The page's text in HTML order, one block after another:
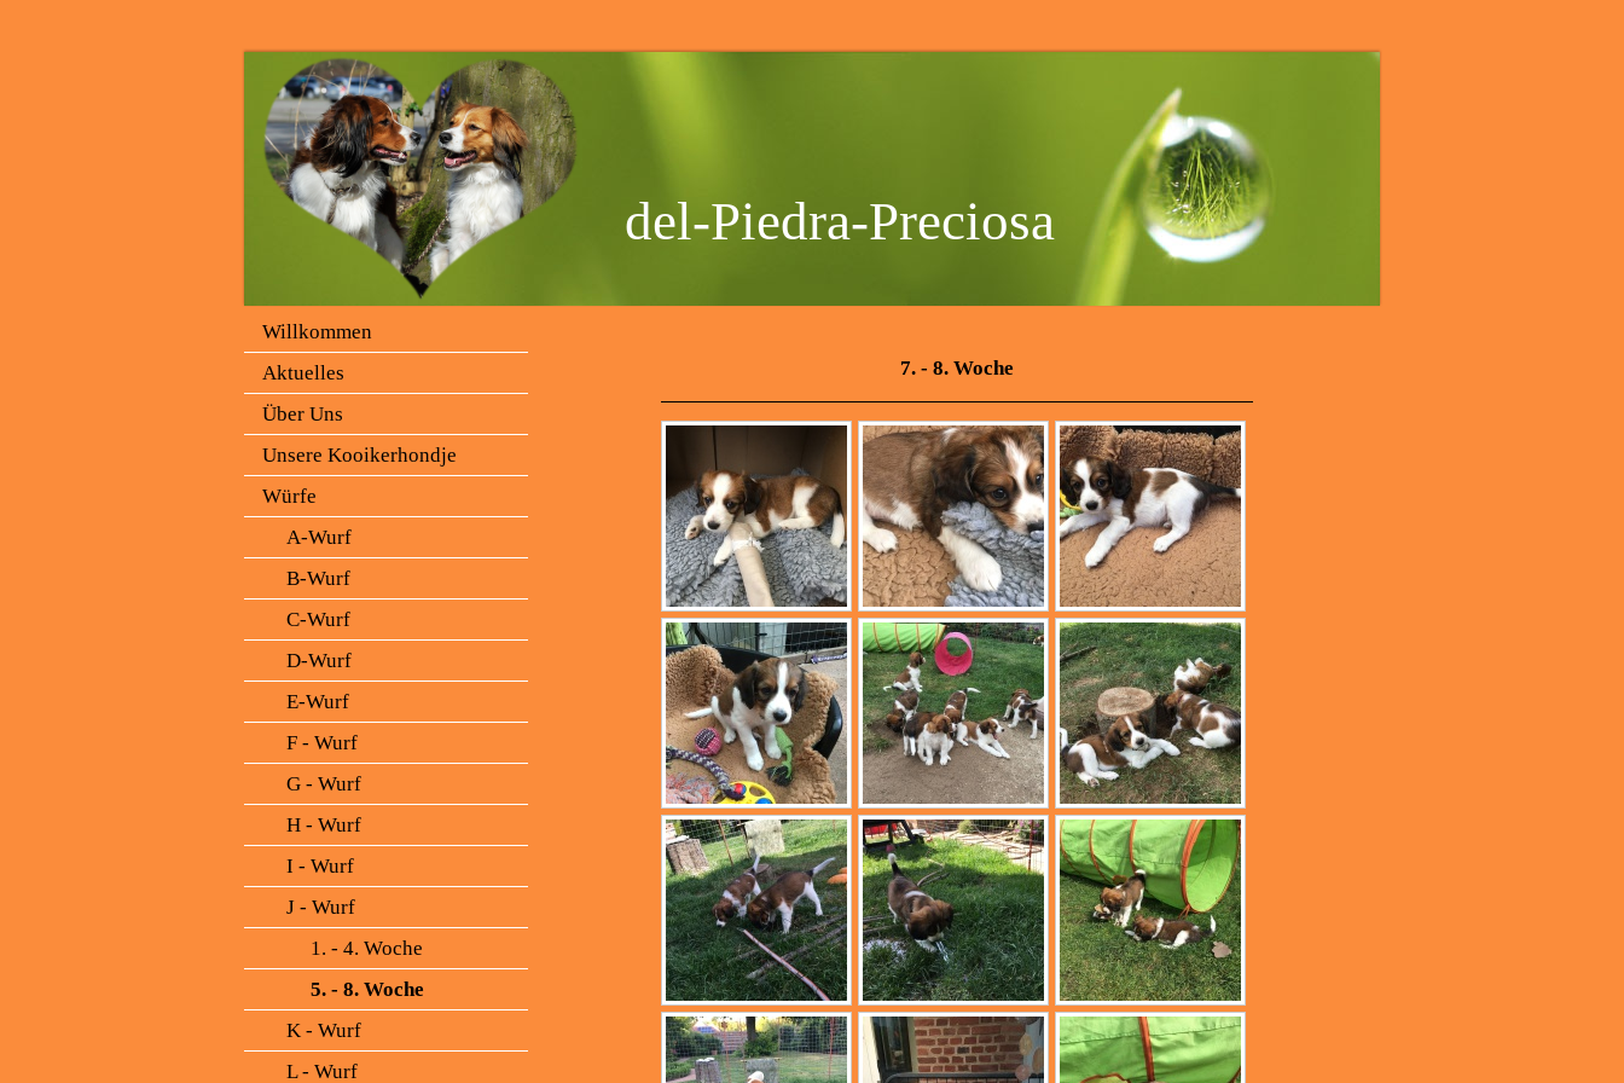
del-Piedra-Preciosa
Willkommen
Aktuelles
Über Uns
Unsere Kooikerhondje
Würfe
A-Wurf
B-Wurf
C-Wurf
D-Wurf
E-Wurf
F - Wurf
G - Wurf
H - Wurf
I - Wurf
J - Wurf
1. - 4. Woche
5. - 8. Woche
K - Wurf
L - Wurf
7. - 8. Woche